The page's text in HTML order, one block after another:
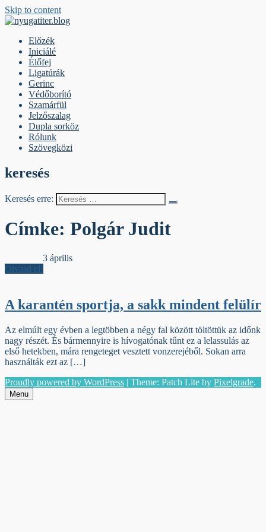
Skip to content
Előzék
Iniciálé
Élőfej
Ligatúrák
Gerinc
Védőborító
Szamárfül
Jelzőszalag
Dupla sorköz
Rólunk
Szövegközi
keresés
Keresés erre:
Címke: Polgár Judit
3 április
Olvasd el!
A karantén sportja, a sakk mindent felülír
Az elmúlt egy évben a legtöbben a négy fal között töltöttük az időnk
nagy részét. És bármennyire is hívogatónak tűnt ez a lelassulás az
első hetekben, mára rengeteget vesztett vonzerejéből. Sokan arra
használták ezt az […]
Proudly powered by WordPress | Theme: Patch Lite by Pixelgrade.
Menu